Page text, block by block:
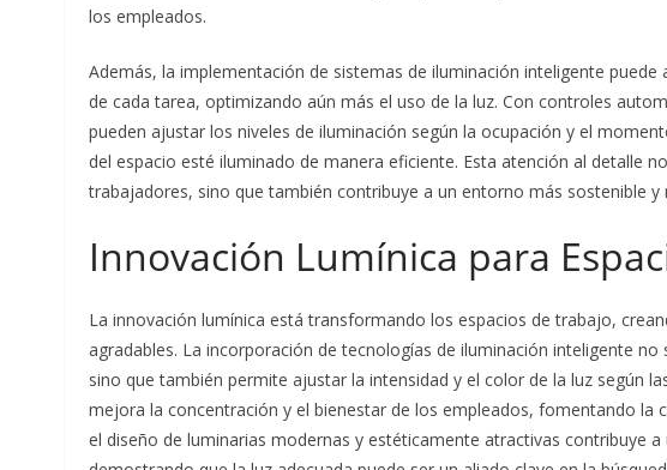
los empleados.
Además, la implementación de sistemas de iluminación inteligente puede
de cada tarea, optimizando aún más el uso de la luz. Con controles
pueden ajustar los niveles de iluminación según la ocupación y el
del espacio esté iluminado de manera eficiente. Esta atención al detalle
trabajadores, sino que también contribuye a un entorno más sostenible y
Innovación Lumínica para
La innovación lumínica está transformando los espacios de trabajo,
agradables. La incorporación de tecnologías de iluminación inteligente
sino que también permite ajustar la intensidad y el color de la luz según
mejora la concentración y el bienestar de los empleados, fomentando la
el diseño de luminarias modernas y estéticamente atractivas contribuye